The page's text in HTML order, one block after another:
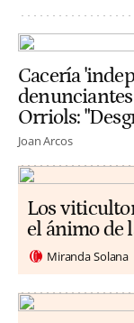
Cacería
Orriols:
Joan Arcos
Los
el ánimo de
Miranda Solana